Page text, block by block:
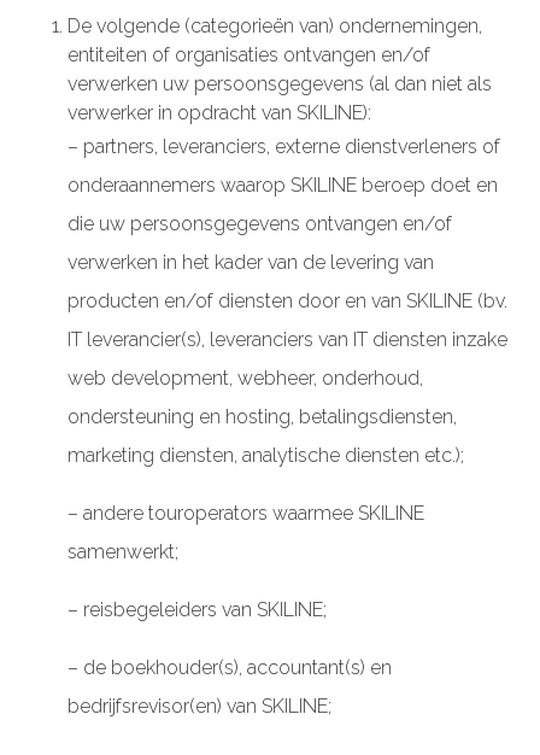
De volgende (categorieën van) ondernemingen,
entiteiten of organisaties ontvangen en/of
verwerken uw persoonsgegevens (al dan niet als
verwerker in opdracht van SKILINE):
– partners, leveranciers, externe dienstverleners of
onderaannemers waarop SKILINE beroep doet en
die uw persoonsgegevens ontvangen en/of
verwerken in het kader van de levering van
producten en/of diensten door en van SKILINE (bv.
IT leverancier(s), leveranciers van IT diensten inzake
web development, webheer, onderhoud,
ondersteuning en hosting, betalingsdiensten,
marketing diensten, analytische diensten etc.);
– andere touroperators waarmee SKILINE
samenwerkt;
– reisbegeleiders van SKILINE;
– de boekhouder(s), accountant(s) en
bedrijfsrevisor(en) van SKILINE;